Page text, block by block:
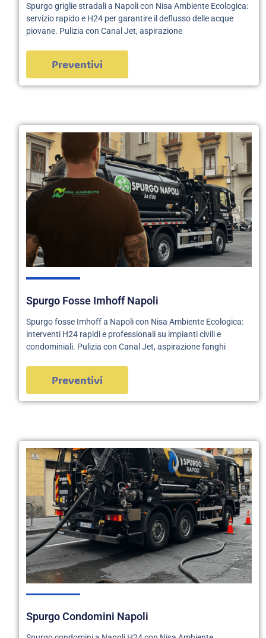
Spurgo griglie stradali a Napoli con Nisa Ambiente Ecologica:
servizio rapido e H24 per garantire il deflusso delle acque
piovane. Pulizia con Canal Jet, aspirazione
Preventivi
Spurgo Fosse Imhoff Napoli
Spurgo fosse Imhoff a Napoli con Nisa Ambiente Ecologica:
interventi H24 rapidi e professionali su impianti civili e
condominiali. Pulizia con Canal Jet, aspirazione fanghi
Preventivi
Spurgo Condomini Napoli